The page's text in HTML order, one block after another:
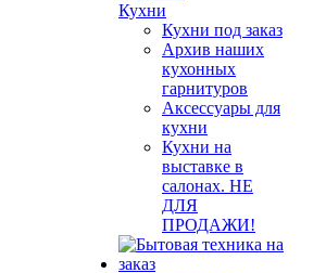
Кухни
Кухни под заказ
Архив наших
кухонных
гарнитуров
Аксессуары для
кухни
Кухни на
выставке в
салонах. НЕ
ДЛЯ
ПРОДАЖИ!